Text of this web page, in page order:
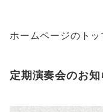
ホームページのトッ
定期演奏会のお知